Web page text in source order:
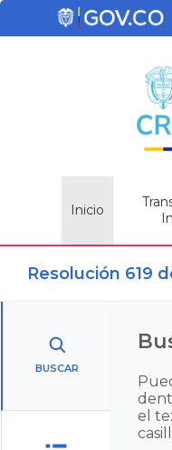
Inicio
Resolución 619
BUSCAR
el